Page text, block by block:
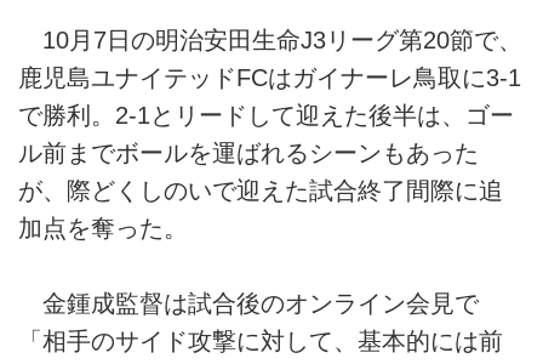
10月7日の明治安田生命J3リーグ第20節で、
鹿児島ユナイテッドFCはガイナーレ鳥取に3-1
で勝利。2-1とリードして迎えた後半は、ゴー
ル前までボールを運ばれるシーンもあった
が、際どくしのいで迎えた試合終了間際に追
加点を奪った。
金鍾成監督は試合後のオンライン会見で
「相手のサイド攻撃に対して、基本的には前